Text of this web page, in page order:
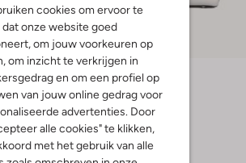
cookies om ervoor te
onze website goed
om jouw voorkeuren op
om inzicht te verkrijgen in
en om een profiel op
van jouw online gedrag voor
advertenties. Door
alle cookies" te klikken,
met het gebruik van alle
-40%
Guess
Schoudertas
€ 144,99 € 86,99
+ meer kleuren